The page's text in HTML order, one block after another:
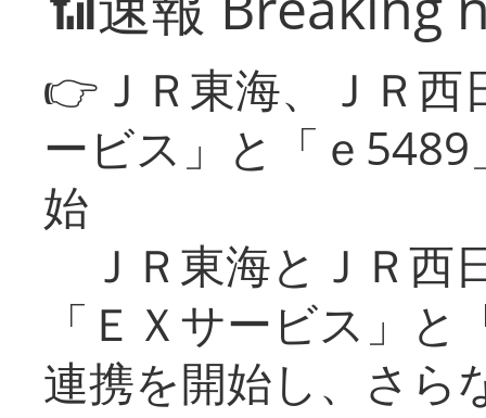
👉ＪＲ東海、ＪＲ
ービス」と「ｅ
始
ＪＲ東海とＪＲ西
「ＥＸサービス」
連携を開始し、さら